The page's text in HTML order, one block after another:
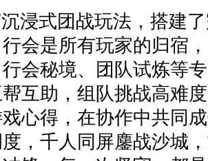
浸式团战玩法，搭建
会是所有玩家的归宿
会秘境、团队试炼等
互助，组队挑战高难
心得，在协作中共同
，千人同屏鏖战沙城